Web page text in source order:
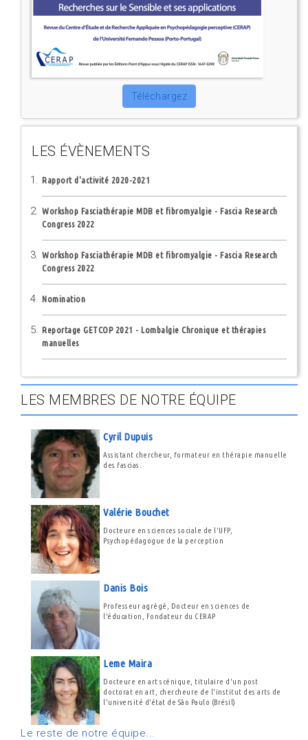
Téléchargez
LES ÉVÈNEMENTS
Rapport d'activité 2020-2021
Workshop Fasciathérapie MDB et fibromyalgie - Fascia Research
Congress 2022
Workshop Fasciathérapie MDB et fibromyalgie - Fascia Research
Congress 2022
Nomination
Reportage GETCOP 2021 - Lombalgie Chronique et thérapies
manuelles
LES MEMBRES DE NOTRE ÉQUIPE
Cyril Dupuis
Assistant chercheur, formateur en thérapie manuelle
des fascias.
Valérie Bouchet
Docteure en sciences sociale de l'UFP,
Psychopédagogue de la perception
Danis Bois
Professeur agrégé, Docteur en sciences de
l'éducation, Fondateur du CERAP
Leme Maira
Docteure en art scénique, titulaire d'un post
doctorat en art, chercheure de l'institut des arts de
l'université d'état de São Paulo (Brésil)
Le reste de notre équipe...